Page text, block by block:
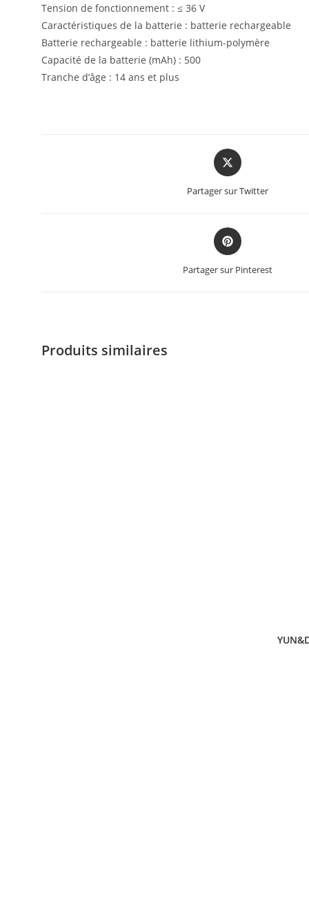
Tension de fonctionnement : ≤ 36 V
Caractéristiques de la batterie : batterie rechargeable
Batterie rechargeable : batterie lithium-polymère
Capacité de la batterie (mAh) : 500
Tranche d’âge : 14 ans et plus
Partager sur Twitter
Partager sur Pinterest
Produits similaires